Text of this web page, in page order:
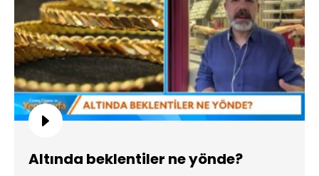
Altında beklentiler ne yönde?